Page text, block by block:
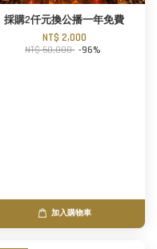
採購2仟元換公播一年免費
NT$ 2,000
NT$ 50,000 -96%
加入購物車